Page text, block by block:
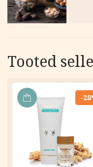
Tooted
-
LISA
KORVI